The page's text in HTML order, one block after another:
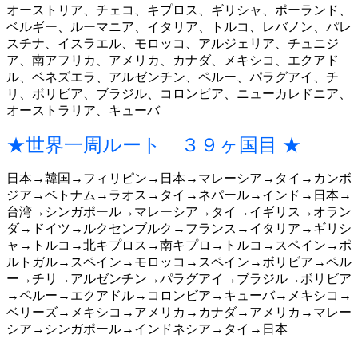
オーストリア、チェコ、キプロス、ギリシャ、ポーランド、
ベルギー、ルーマニア、イタリア、トルコ、レバノン、パレ
スチナ、イスラエル、モロッコ、アルジェリア、チュニジ
ア、南アフリカ、アメリカ、カナダ、メキシコ、エクアド
ル、ベネズエラ、アルゼンチン、ペルー、パラグアイ、チ
リ、ボリビア、ブラジル、コロンビア、ニューカレドニア、
オーストラリア、キューバ
★世界一周ルート ３９ヶ国目 ★
日本→韓国→フィリピン→日本→マレーシア→タイ→カンボ
ジア→ベトナム→ラオス→タイ→ネパール→インド→日本→
台湾→シンガポール→マレーシア→タイ→イギリス→オラン
ダ→ドイツ→ルクセンブルク→フランス→イタリア→ギリシ
ャ→トルコ→北キプロス→南キプロ→トルコ→スペイン→ポ
ルトガル→スペイン→モロッコ→スペイン→ボリビア→ペル
ー→チリ→アルゼンチン→パラグアイ→ブラジル→ボリビア
→ペルー→エクアドル→コロンビア→キューバ→メキシコ→
ベリーズ→メキシコ→アメリカ→カナダ→アメリカ→マレー
シア→シンガポール→インドネシア→タイ→日本